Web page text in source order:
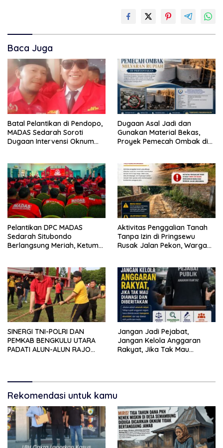
Baca Juga
Batal Pelantikan di Pendopo,
MADAS Sedarah Soroti
Dugaan Intervensi Oknum
Dugaan Asal Jadi dan
Gunakan Material Bekas,
Proyek Pemecah Ombak di
Pelantikan DPC MADAS
Sedarah Situbondo
Berlangsung Meriah, Ketum
Masyarakat
Aktivitas Penggalian Tanah
Tanpa Izin di Pringsewu
Rusak Jalan Pekon, Warga
SINERGI TNI-POLRI DAN
PEMKAB BENGKULU UTARA
PADATI ALUN-ALUN RAJO
Jangan Jadi Pejabat,
Jangan Kelola Anggaran
Rakyat, Jika Tak Mau
Rekomendasi untuk kamu